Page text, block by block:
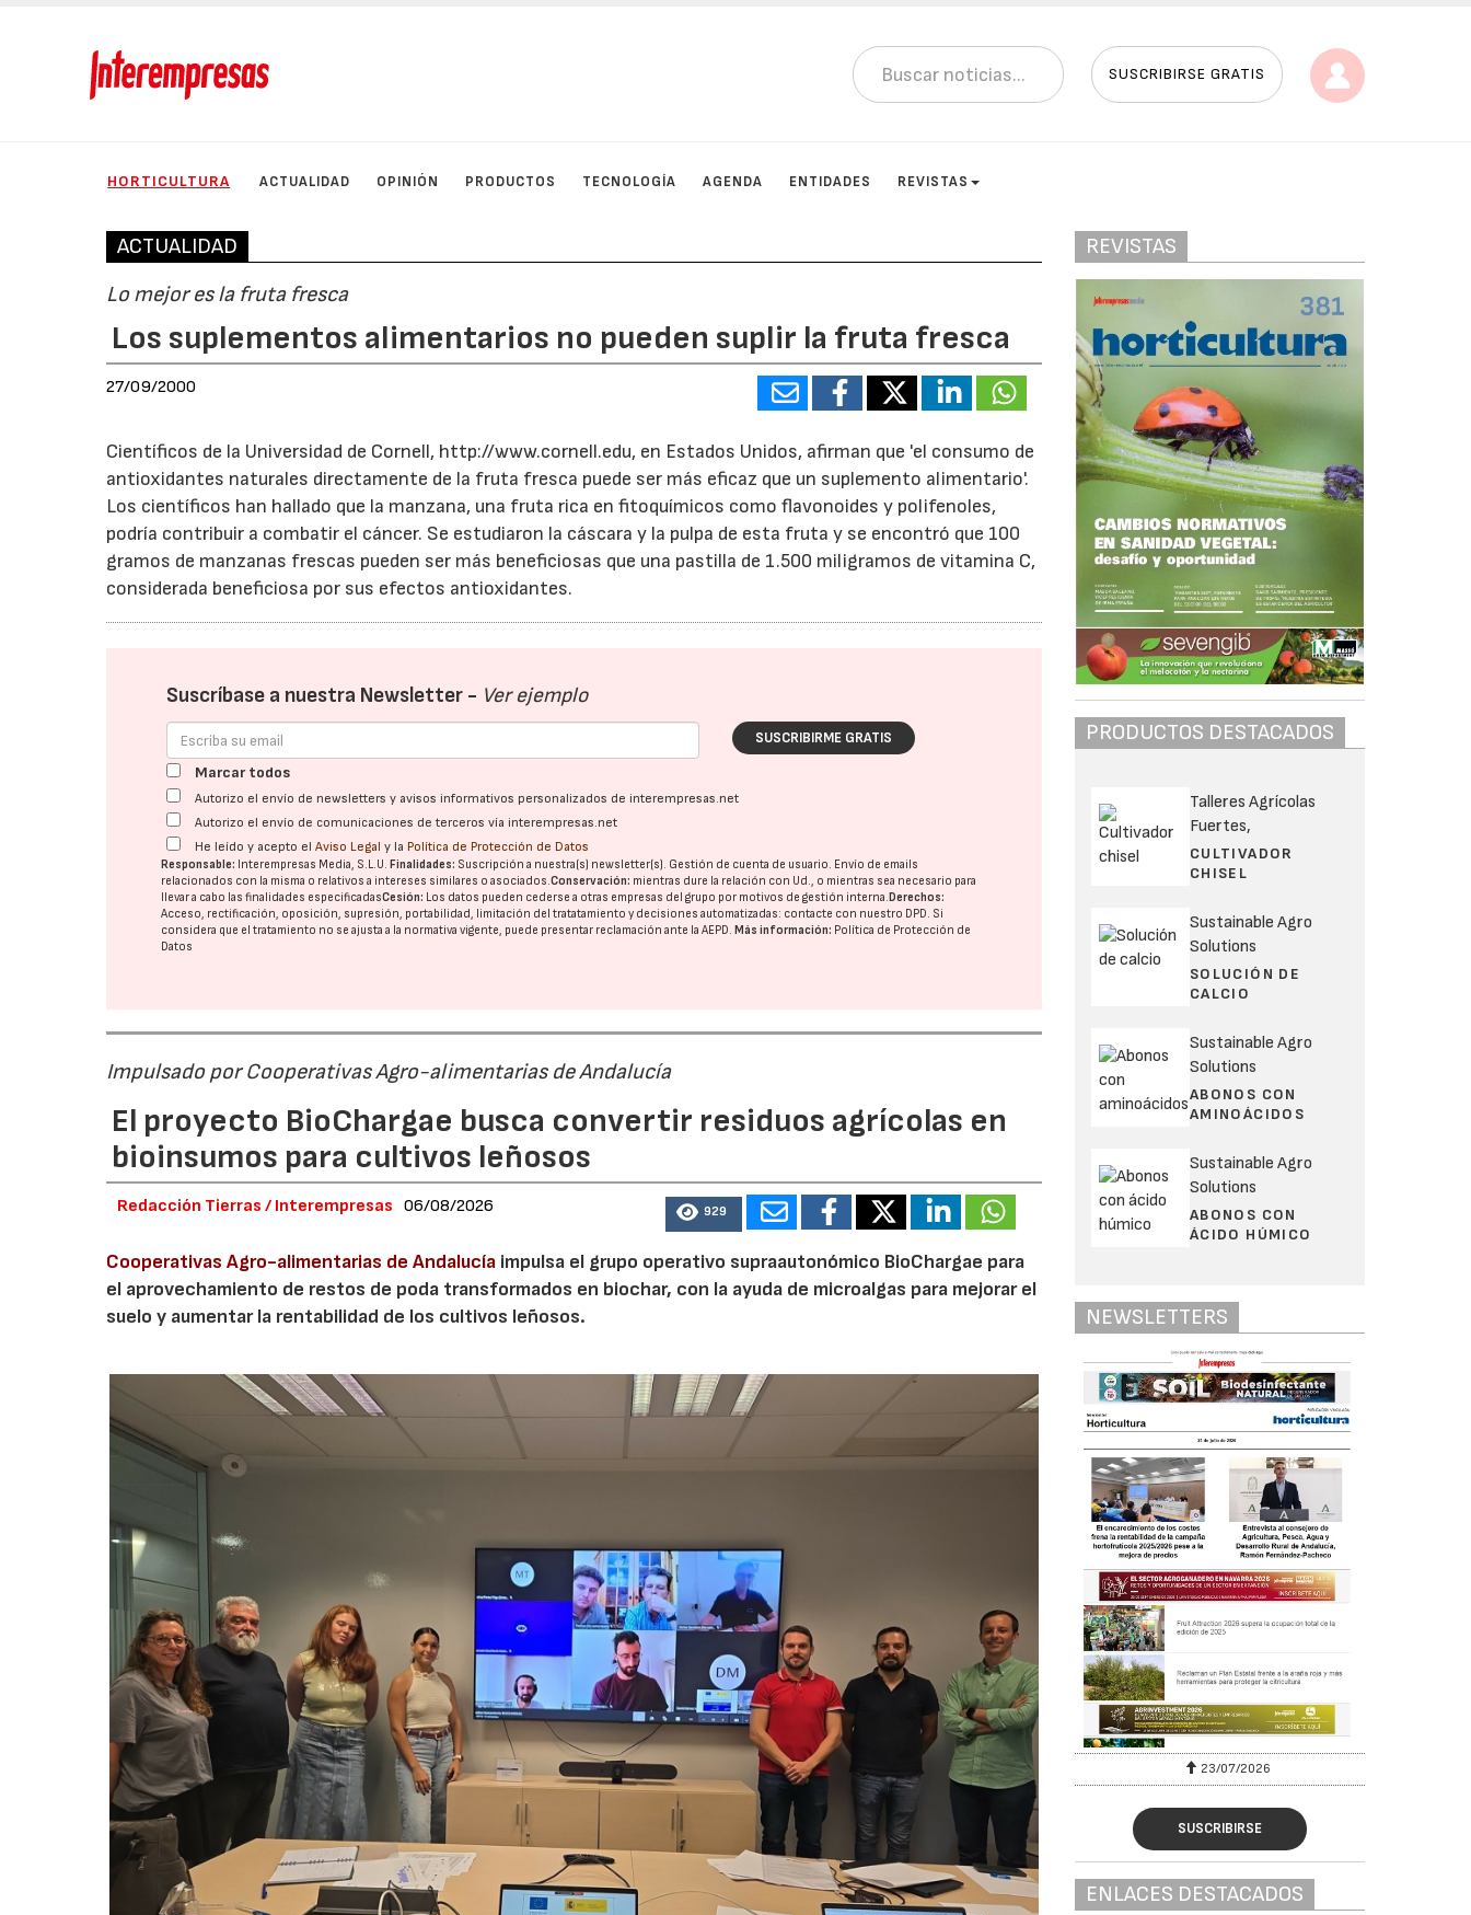
SUSCRIBIRSE GRATIS
HORTICULTURA ACTUALIDAD OPINIÓN PRODUCTOS TECNOLOGÍA AGENDA ENTIDADES REVISTAS
ACTUALIDAD
Lo mejor es la fruta fresca
Los suplementos alimentarios no pueden suplir la fruta fresca
27/09/2000
Científicos de la Universidad de Cornell, http://www.cornell.edu, en Estados Unidos, afirman que 'el consumo de
antioxidantes naturales directamente de la fruta fresca puede ser más eficaz que un suplemento alimentario'.
Los científicos han hallado que la manzana, una fruta rica en fitoquímicos como flavonoides y polifenoles,
podría contribuir a combatir el cáncer. Se estudiaron la cáscara y la pulpa de esta fruta y se encontró que 100
gramos de manzanas frescas pueden ser más beneficiosas que una pastilla de 1.500 miligramos de vitamina C,
considerada beneficiosa por sus efectos antioxidantes.
Suscríbase a nuestra Newsletter - Ver ejemplo
SUSCRIBIRME GRATIS
Marcar todos
Autorizo el envío de newsletters y avisos informativos personalizados de interempresas.net
Autorizo el envío de comunicaciones de terceros vía interempresas.net
He leído y acepto elAviso Legal y la Política de Protección de Datos
Responsable: Interempresas Media, S.L.U. Finalidades: Suscripción a nuestra(s) newsletter(s). Gestión de cuenta de usuario. Envío de emails
relacionados con la misma o relativos a intereses similares o asociados.Conservación: mientras dure la relación con Ud., o mientras sea necesario para
llevar a cabo las finalidades especificadasCesión: Los datos pueden cederse a otras empresas del grupo por motivos de gestión interna. Derechos:
Acceso, rectificación, oposición, supresión, portabilidad, limitación del tratatamiento y decisiones automatizadas: contacte con nuestro DPD. Si
considera que el tratamiento no se ajusta a la normativa vigente, puede presentar reclamación ante laAEPD. Más información: Política de Protección de
Datos
Impulsado por Cooperativas Agro-alimentarias de Andalucía
El proyecto BioChargae busca convertir residuos agrícolas en
bioinsumos para cultivos leñosos
Redacción Tierras / Interempresas 06/08/2026 929
Cooperativas Agro-alimentarias de Andalucía impulsa el grupo operativo supraautonómico BioChargae para
el aprovechamiento de restos de poda transformados en biochar, con la ayuda de microalgas para mejorar el
suelo y aumentar la rentabilidad de los cultivos leñosos.
REVISTAS
PRODUCTOS DESTACADOS
Talleres Agrícolas
Fuertes,
CULTIVADOR
CHISEL
Sustainable Agro
Solutions
SOLUCIÓN DE
CALCIO
Sustainable Agro
Solutions
ABONOS CON
AMINOÁCIDOS
Sustainable Agro
Solutions
ABONOS CON
ÁCIDO HÚMICO
NEWSLETTERS
23/07/2026 30/07/2026 23/07/2026
SUSCRIBIRSE
ENLACES DESTACADOS